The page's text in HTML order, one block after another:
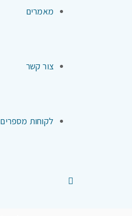
מאמרים
צור קשר
לקוחות מספרים